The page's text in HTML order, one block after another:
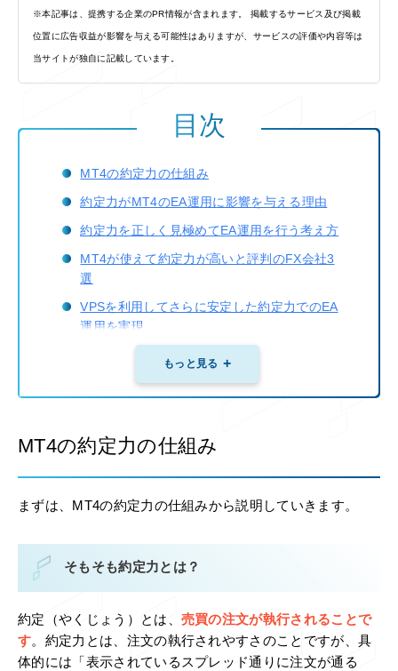
※本記事は、提携する企業のPR情報が含まれます。 掲載するサービス及び掲載
位置に広告収益が影響を与える可能性はありますが、サービスの評価や内容等は
当サイトが独自に記載しています。
目次
MT4の約定力の仕組み
約定力がMT4のEA運用に影響を与える理由
約定力を正しく見極めてEA運用を行う考え方
MT4が使えて約定力が高いと評判のFX会社3
選
VPSを利用してさらに安定した約定力でのEA
運用を実現
MT4を使ってもリスクは同じ
もっと見る
MT4の約定力の仕組み
まずは、MT4の約定力の仕組みから説明していきます。
そもそも約定力とは？
約定（やくじょう）とは、 売買の注文が執行されることで
す。約定力とは、注文の執行されやすさのことですが、具
体的には「表示されているスプレッド通りに注文が通る